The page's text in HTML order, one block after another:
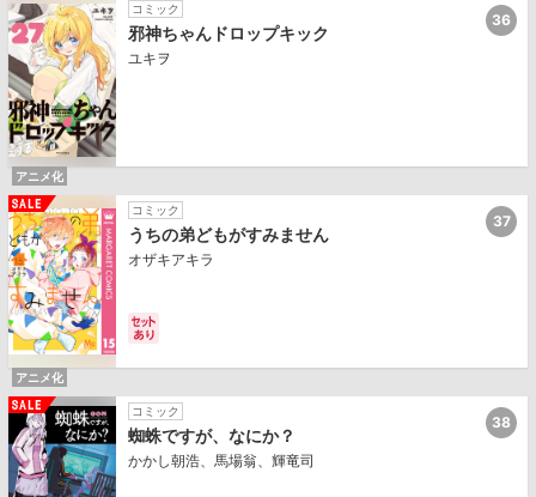
コミック
邪神ちゃんドロップキック
ユキヲ
36
アニメ化
コミック
うちの弟どもがすみません
オザキアキラ
37
アニメ化
コミック
蜘蛛ですが、なにか？
かかし朝浩、馬場翁、輝竜司
38